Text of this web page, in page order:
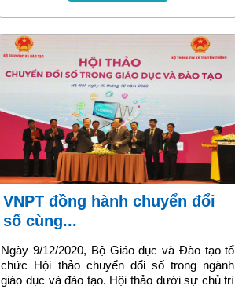
VNPT đồng hành chuyển đổi
số cùng...
Ngày 9/12/2020, Bộ Giáo dục và Đào tạo tổ
chức Hội thảo chuyển đổi số trong ngành
giáo dục và đào tạo. Hội thảo dưới sự chủ trì